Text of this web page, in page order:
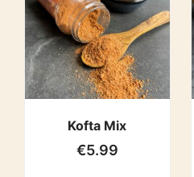
Kofta Mix
€5.99